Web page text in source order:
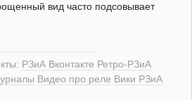
вид часто подсовывает
РЗиА Вконтакте Ретро-РЗиА
Видео про реле Вики РЗиА